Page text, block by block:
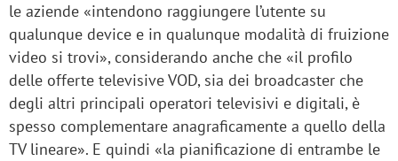
le aziende «intendono raggiungere l’utente su
qualunque device e in qualunque modalità di fruizione
video si trovi», considerando anche che «il profilo
delle offerte televisive VOD, sia dei broadcaster che
degli altri principali operatori televisivi e digitali, è
spesso complementare anagraficamente a quello della
TV lineare». E quindi «la pianificazione di entrambe le